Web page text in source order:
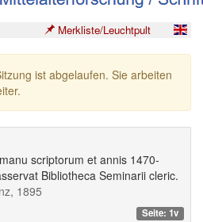
Merkliste/Leuchtpult
ist abgelaufen. Sie arbeiten
scriptorum et annis 1470-
Bibliotheca Seminarii cleric.
1895
Seite: 1v